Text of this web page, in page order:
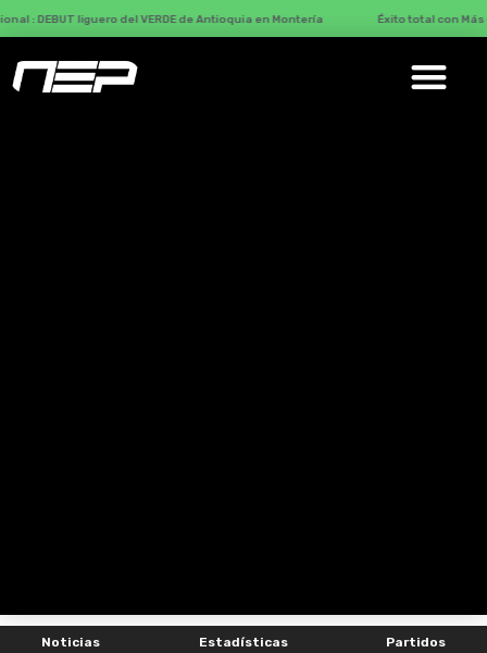
liguero del VERDE de Antioquia en Montería Éxito total con Más de 8000
Noticias Estadísticas Partidos